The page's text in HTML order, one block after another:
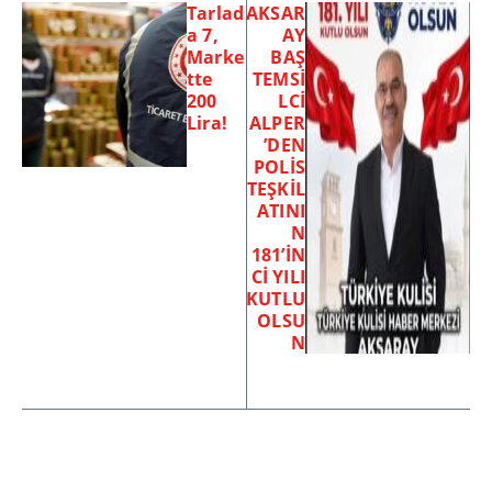
Tarlad
a 7,
Marke
tte
200
Lira!
AKSAR
AY
BAŞ
TEMSİ
LCİ
ALPER
’DEN
POLİS
TEŞKİL
ATINI
N
181’İN
Cİ YILI
KUTLU
OLSU
N